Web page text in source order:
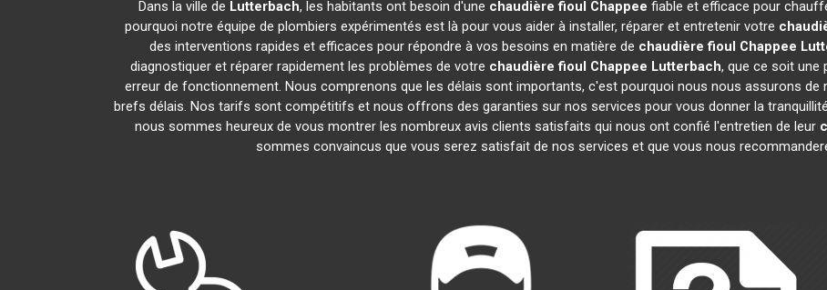
Dans la ville de Lutterbach, les habitants ont besoin d'une chaudière fioul Chappee fiable et efficace pour
pourquoi notre équipe de plombiers expérimentés est là pour vous aider à installer, réparer et entretenir votre
des interventions rapides et efficaces pour répondre à vos besoins en matière de chaudière fioul Chappee
diagnostiquer et réparer rapidement les problèmes de votre chaudière fioul Chappee Lutterbach, que ce soit une
erreur de fonctionnement. Nous comprenons que les délais sont importants, c'est pourquoi nous nous assurons de
brefs délais. Nos tarifs sont compétitifs et nous offrons des garanties sur nos services pour vous donner la
nous sommes heureux de vous montrer les nombreux avis clients satisfaits qui nous ont confié l'entretien de leur
sommes convaincus que vous serez satisfait de nos services et que vous nous